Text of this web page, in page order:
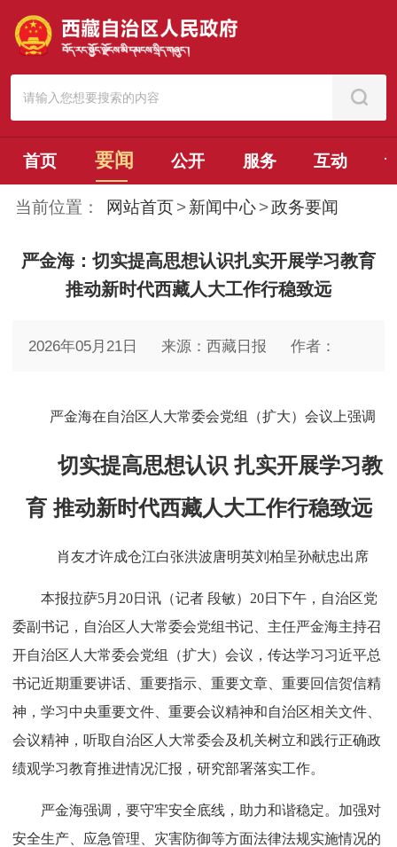
首页 要闻 公开 服务 互动
当前位置： 网站首页 > 新闻中心 >政务要闻
严金海：切实提高思想认识扎实开展学习教育
推动新时代西藏人大工作行稳致远
2026年05月21日 来源：西藏日报 作者：
严金海在自治区人大常委会党组（扩大）会议上强调
切实提高思想认识 扎实开展学习教
育 推动新时代西藏人大工作行稳致远
肖友才许成仓江白张洪波唐明英刘柏呈孙献忠出席
本报拉萨5月20日讯（记者 段敏）20日下午，自治区党
委副书记，自治区人大常委会党组书记、主任严金海主持召
开自治区人大常委会党组（扩大）会议，传达学习习近平总
书记近期重要讲话、重要指示、重要文章、重要回信贺信精
神，学习中央重要文件、重要会议精神和自治区相关文件、
会议精神，听取自治区人大常委会及机关树立和践行正确政
绩观学习教育推进情况汇报，研究部署落实工作。
严金海强调，要守牢安全底线，助力和谐稳定。加强对
安全生产、应急管理、灾害防御等方面法律法规实施情况的